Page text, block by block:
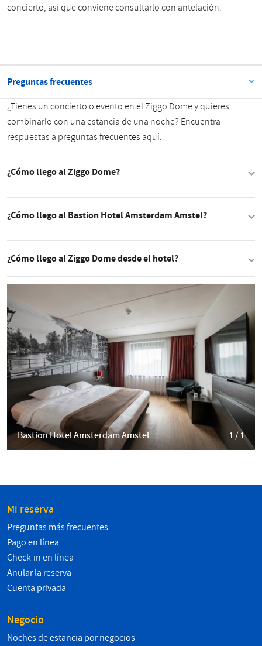
concierto, así que conviene consultarlo con antelación.
Preguntas frecuentes
¿Tienes un concierto o evento en el Ziggo Dome y quieres
combinarlo con una estancia de una noche? Encuentra
respuestas a preguntas frecuentes aquí.
¿Cómo llego al Ziggo Dome?
¿Cómo llego al Bastion Hotel Amsterdam Amstel?
¿Cómo llego al Ziggo Dome desde el hotel?
Bastion Hotel Amsterdam Amstel 1 / 1
Mi reserva
Preguntas más frecuentes
Pago en línea
Check-in en línea
Anular la reserva
Cuenta privada
Negocio
Noches de estancia por negocios